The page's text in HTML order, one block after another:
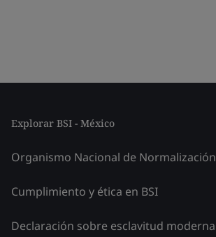
Explorar BSI - México
Organismo Nacional de Normalización
Cumplimiento y ética en BSI
Declaración sobre esclavitud moderna